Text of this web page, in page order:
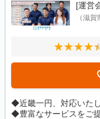
[運営
（滋
◆近畿一円、対応いたし
◆豊富なサービスをご